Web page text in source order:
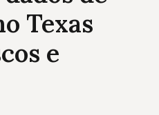
Texas
e